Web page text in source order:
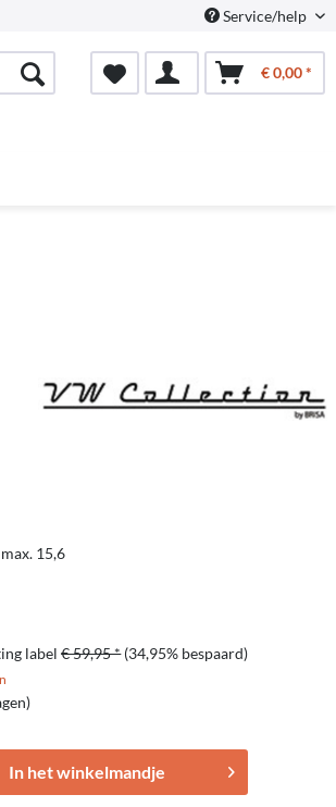
Service/help
€ 0,00 *
15,6
label€ 59,95 * (34,95% bespaard)
In het winkelmandje